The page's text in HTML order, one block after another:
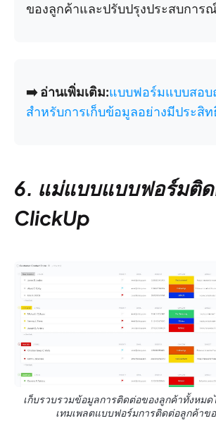
ของลูกค้าและปรับปรุงประสบการณ์
➡️ อ่านเพิ่มเติม:แบบฟอร์มแบบสอบ
สำหรับการเก็บข้อมูลอย่างมีประสิ
6. แม่แบบแบบฟอร์มติ
ClickUp
เก็บรวบรวมข้อมูลการติดต่อของลูกค้าทั้งหมด
เทมเพลตแบบฟอร์มการติดต่อลูกค้าข